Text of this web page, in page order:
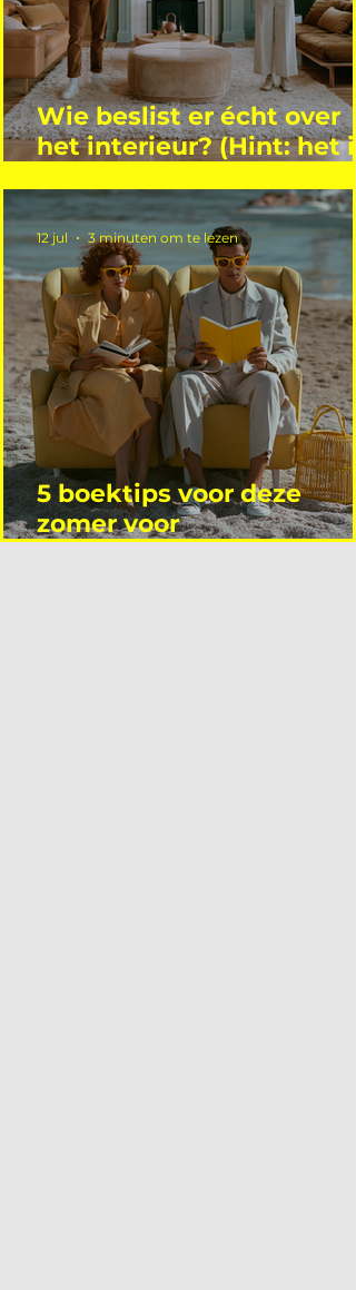
Wie beslist er écht over
het interieur? (Hint: het is
5 boektips voor deze
zomer voor
12 jul 3 minuten om te lezen